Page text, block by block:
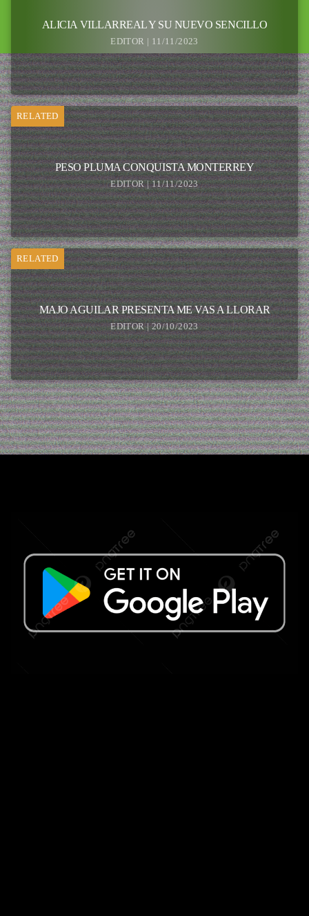
ALICIA VILLARREAL Y SU NUEVO SENCILLO
EDITOR | 11/11/2023
RELATED
PESO PLUMA CONQUISTA MONTERREY
EDITOR | 11/11/2023
RELATED
MAJO AGUILAR PRESENTA ME VAS A LLORAR
EDITOR | 20/10/2023